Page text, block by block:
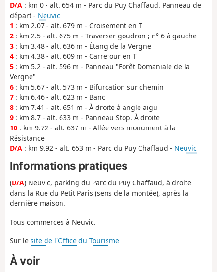
D/A : km 0 - alt. 654 m - Parc du Puy Chaffaud. Panneau de
départ - Neuvic
1 : km 2.07 - alt. 679 m - Croisement en T
2 : km 2.5 - alt. 675 m - Traverser goudron ; n° 6 à gauche
3 : km 3.48 - alt. 636 m - Étang de la Vergne
4 : km 4.38 - alt. 609 m - Carrefour en T
5 : km 5.2 - alt. 596 m - Panneau "Forêt Domaniale de la
Vergne"
6 : km 5.67 - alt. 573 m - Bifurcation sur chemin
7 : km 6.46 - alt. 623 m - Banc
8 : km 7.41 - alt. 651 m - À droite à angle aigu
9 : km 8.7 - alt. 633 m - Panneau Stop. À droite
10 : km 9.72 - alt. 637 m - Allée vers monument à la
Résistance
D/A : km 9.92 - alt. 653 m - Parc du Puy Chaffaud - Neuvic
Informations pratiques
(D/A) Neuvic, parking du Parc du Puy Chaffaud, à droite
dans la Rue du Petit Paris (sens de la montée), après la
dernière maison.
Tous commerces à Neuvic.
Sur le site de l'Office du Tourisme
À voir